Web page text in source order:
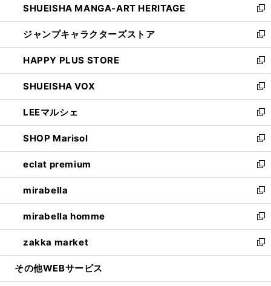
く
で
開
く
い
ウ
ィ
ン
ド
ウ
で
開
く
SHUEISHA MANGA-ART HERITAGE
新
し
い
ウ
ィ
ン
ド
ウ
で
開
く
ジャンプキャラクターズストア
新
し
い
ウ
ィ
ン
ド
ウ
で
開
く
HAPPY PLUS STORE
新
し
い
ウ
ィ
ン
ド
ウ
で
開
く
SHUEISHA VOX
新
し
い
ウ
ィ
ン
ド
ウ
で
開
く
LEEマルシェ
新
し
い
ウ
ィ
ン
ド
ウ
で
開
く
SHOP Marisol
新
し
い
ウ
ィ
ン
ド
ウ
で
開
eclat premium
新
し
い
ウ
ィ
ン
ド
ウ
開
mirabella
新
し
い
ウ
ィ
ン
ウ
mirabella homme
新
し
い
ウ
ン
zakka market
新
し
ウ
その他WEBサービス